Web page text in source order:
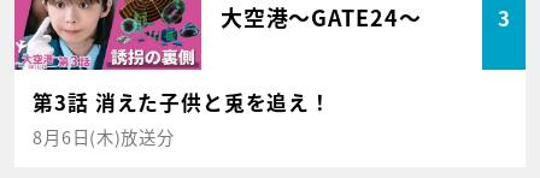
大空港～GATE24～ 3
第3話 消えた子供と兎を追え！
8月6日(木)放送分